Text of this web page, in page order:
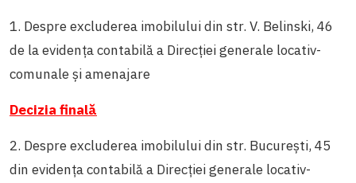
1. Despre excluderea imobilului din str. V. Belinski, 46
de la evidența contabilă a Direcției generale locativ-
comunale și amenajare
Decizia finală
2. Despre excluderea imobilului din str. București, 45
din evidența contabilă a Direcției generale locativ-